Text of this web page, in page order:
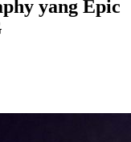
yang Epic